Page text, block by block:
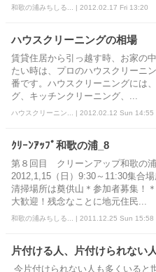
和歌の浦みちしる... | 2012.02.17 Fri 13:20
ハウスクリーニングの相場
賃貸住居から引っ越す時、お家の
たい時は、プロのハウスクリーニ
番です。ハウスクリーニングには
グ、キッチンクリーニング、...
ハウスクリーニン... | 2012.02.12 Sun 14:55
ｸﾘｰﾝｱｯﾌﾟ和歌の浦_8
第８回目 クリーンアップ和歌の浦
2012,1,15（日）9:30～11:30集合
清掃場所は奠供山＊参加者募集！
大歓迎！残念なことに地元住民...
和歌の浦みちしる... | 2011.12.25 Sun 15:58
片付ける人、片付けられない人
今片付けられない人も多くいると